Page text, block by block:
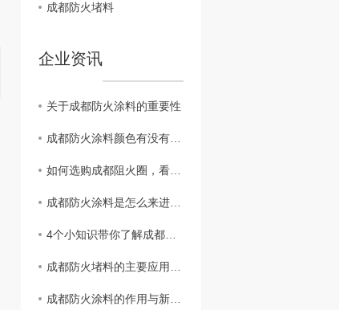
成都防火堵料
企业资讯
关于成都防火涂料的重要性
成都防火涂料颜色有没有不同颜色？
如何选购成都阻火圈，看完这篇您就知道啦！
成都防火涂料是怎么来进行施工的
4个小知识带你了解成都阻火圈安装标准
成都防火堵料的主要应用范围
成都防火涂料的作用与新型防火材料